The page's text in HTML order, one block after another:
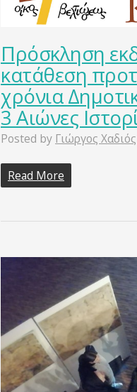
Πρόσκληση
κατάθεση
χρόνια
3 Αιώνες
Posted by Γιώργος Χαδιός
Read More